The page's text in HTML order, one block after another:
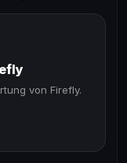
von Firefly.